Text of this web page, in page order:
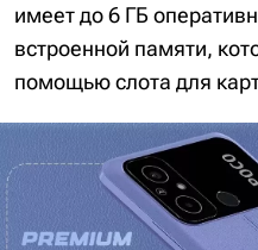
имеет до 6 ГБ
встроенной памяти,
помощью слота для